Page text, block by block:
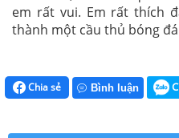
em rất vui. Em rất thích
thành một cầu thủ bóng
Chia sẻ Bình luận